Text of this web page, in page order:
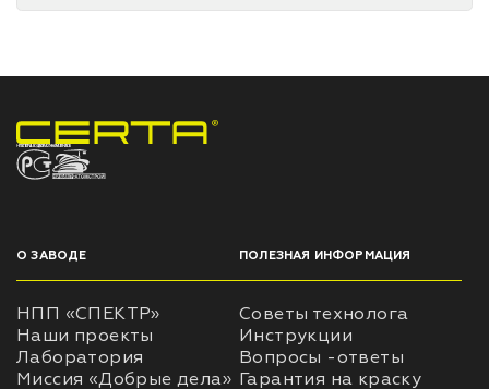
НПП «СПЕКТР» ЗАВОД ЛАКОКРАСОЧНЫХ МАТЕРИАЛОВ
О ЗАВОДЕ
НПП «СПЕКТР»
Наши проекты
Лаборатория
Миссия «Добрые дела»
ПОЛЕЗНАЯ ИНФОРМАЦИЯ
Советы технолога
Инструкции
Вопросы -ответы
Гарантия на краску